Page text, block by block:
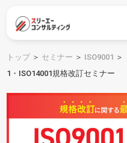
トップ ＞ セミナー ＞ ISO9001 ＞
1・ISO14001規格改訂セミナー